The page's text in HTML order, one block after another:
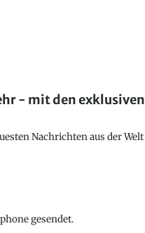
- mit den exklusiven
Nachrichten aus der Welt
gesendet.